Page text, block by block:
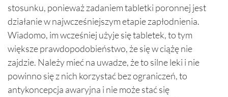
stosunku, ponieważ zadaniem tabletki poronnej jest
działanie w najwcześniejszym etapie zapłodnienia.
Wiadomo, im wcześniej użyje się tabletek, to tym
większe prawdopodobieństwo, że się w ciążę nie
zajdzie. Należy mieć na uwadze, że to silne leki i nie
powinno się z nich korzystać bez ograniczeń, to
antykoncepcja awaryjna i nie może stać się